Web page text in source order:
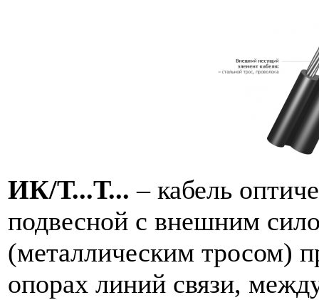
ИК/Т...Т... – кабель
подвесной с внешним
(металлическим тросом)
опорах линий связи,